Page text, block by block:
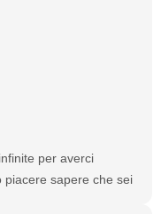
per averci
piacere sapere che sei